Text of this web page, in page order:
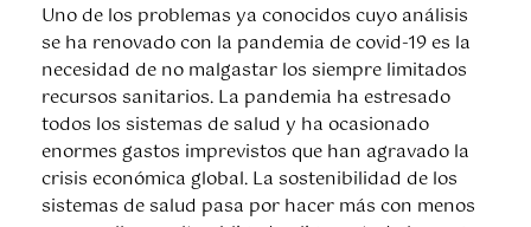
Uno de los problemas ya conocidos cuyo análisis
se ha renovado con la pandemia de covid-19 es la
necesidad de no malgastar los siempre limitados
recursos sanitarios. La pandemia ha estresado
todos los sistemas de salud y ha ocasionado
enormes gastos imprevistos que han agravado la
crisis económica global. La sostenibilidad de los
sistemas de salud pasa por hacer más con menos